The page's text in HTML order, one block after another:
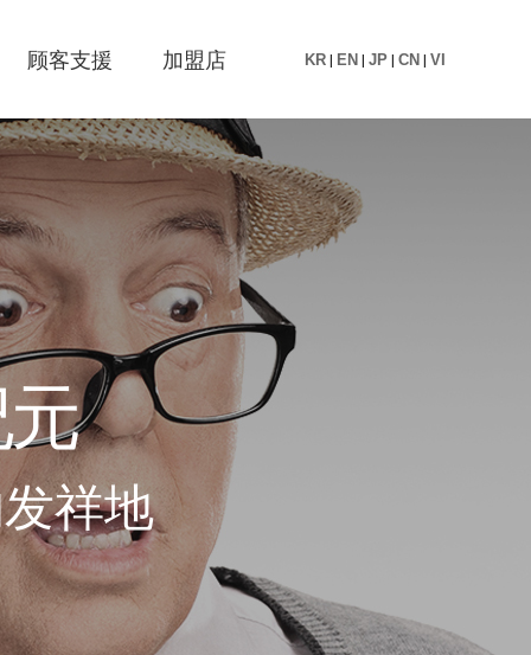
KR | EN | JP | CN | VI
顾客支援 加盟店
元
发祥地